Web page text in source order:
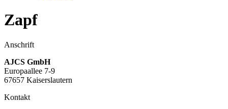
Zapf
Anschrift
AJCS GmbH
Europaallee 7-9
67657 Kaiserslautern
Kontakt